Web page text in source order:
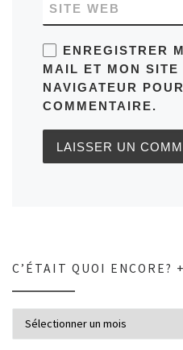
SITE WEB
ENREGISTRER
MAIL ET MON SITE
NAVIGATEUR
COMMENTAIRE.
C’ÉTAIT QUOI